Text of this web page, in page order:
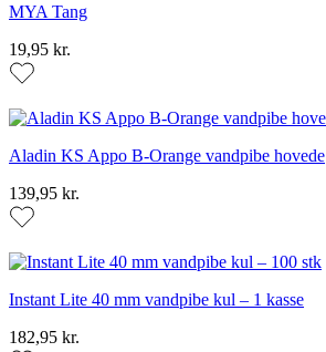
MYA Tang
19,95 kr.
Aladin KS Appo B-Orange vandpibe hovede
139,95 kr.
Instant Lite 40 mm vandpibe kul – 1 kasse
182,95 kr.